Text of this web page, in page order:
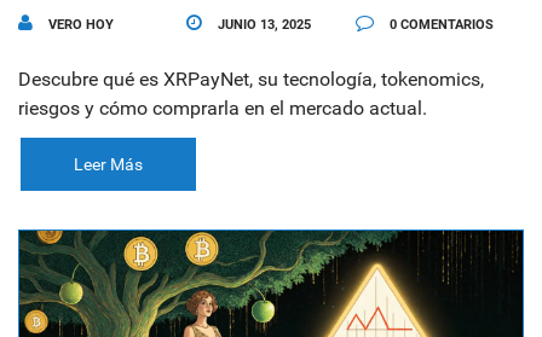
VERO HOY JUNIO 13, 2025 0 COMENTARIOS
Descubre qué es XRPayNet, su tecnología, tokenomics,
riesgos y cómo comprarla en el mercado actual.
Leer Más